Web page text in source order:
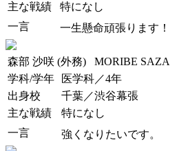
主な戦績
特になし
一言
一生懸命頑張ります！
森部 沙咲 (外務)
MORIBE SAZA
学科/学年
医学科／4年
出身校
千葉／渋谷幕張
主な戦績
特になし
一言
強くなりたいです。